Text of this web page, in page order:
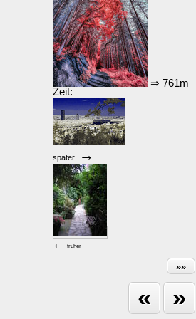
⇒ 761m
Karte
Zeit:
später →
← früher
»»
« »